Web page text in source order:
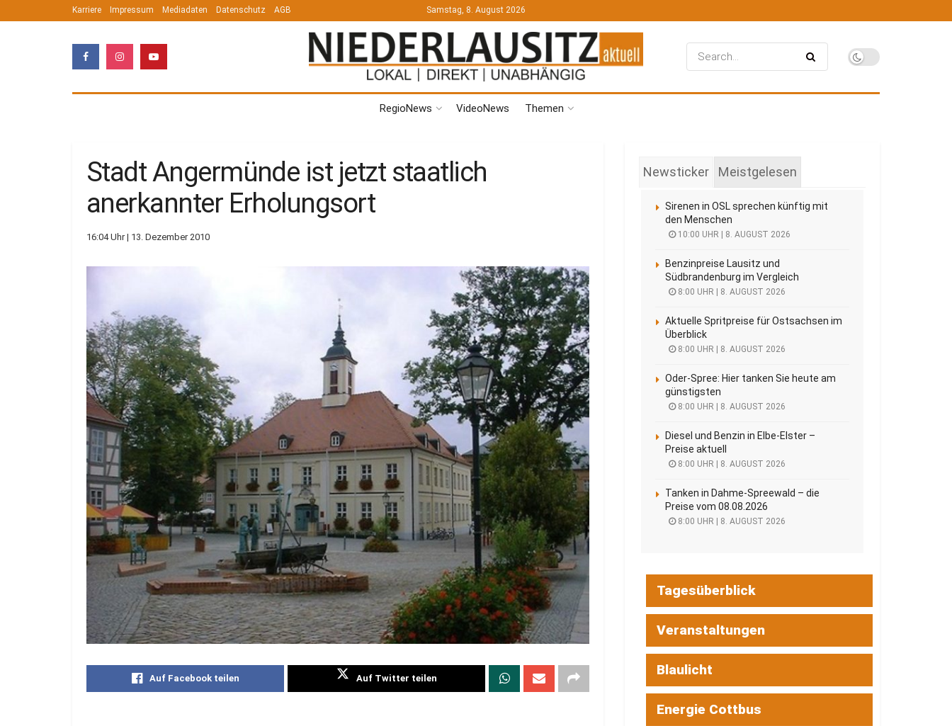
Karriere Impressum Mediadaten Datenschutz AGB Samstag, 8. August 2026
RegioNews VideoNews Themen
Stadt Angermünde ist jetzt staatlich
anerkannter Erholungsort
16:04 Uhr | 13. Dezember 2010
Auf Facebook teilen Auf Twitter teilen
Newsticker Meistgelesen
Sirenen in OSL sprechen künftig mit
den Menschen
10:00 UHR | 8. AUGUST 2026
Benzinpreise Lausitz und
Südbrandenburg im Vergleich
8:00 UHR | 8. AUGUST 2026
Aktuelle Spritpreise für Ostsachsen im
Überblick
8:00 UHR | 8. AUGUST 2026
Oder-Spree: Hier tanken Sie heute am
günstigsten
8:00 UHR | 8. AUGUST 2026
Diesel und Benzin in Elbe-Elster –
Preise aktuell
8:00 UHR | 8. AUGUST 2026
Tanken in Dahme-Spreewald – die
Preise vom 08.08.2026
8:00 UHR | 8. AUGUST 2026
Tagesüberblick
Veranstaltungen
Blaulicht
Energie Cottbus